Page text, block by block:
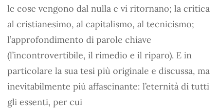
le cose vengono dal nulla e vi ritornano; la critica
al cristianesimo, al capitalismo, al tecnicismo;
l’approfondimento di parole chiave
(l’incontrovertibile, il rimedio e il riparo). E in
particolare la sua tesi più originale e discussa, ma
inevitabilmente più affascinante: l’eternità di tutti
gli essenti, per cui